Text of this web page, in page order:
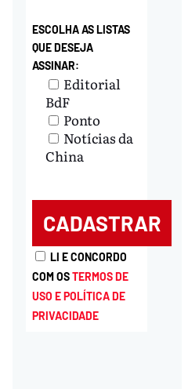
ESCOLHA AS LISTAS
QUE DESEJA
ASSINAR:
Editorial
BdF
Ponto
Notícias da
China
LI E CONCORDO
COM OSTERMOS DE
USO E POLÍTICA DE
PRIVACIDADE